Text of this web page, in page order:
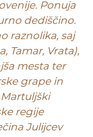
Ponuja
dediščino.
raznolika, saj
Tamar, Vrata),
mesta ter
grape in
Martuljški
regije
Julijcev